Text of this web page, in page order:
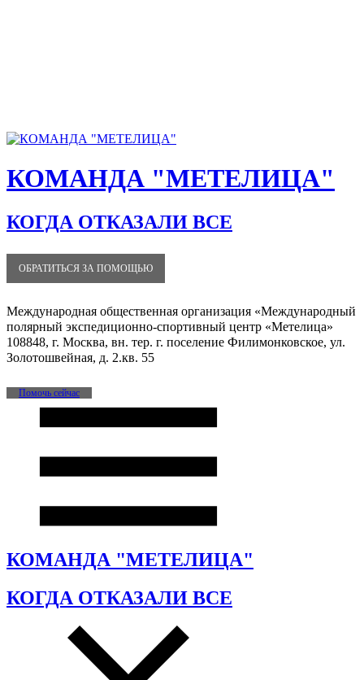
КОМАНДА "МЕТЕЛИЦА"
КОГДА ОТКАЗАЛИ ВСЕ
ОБРАТИТЬСЯ ЗА ПОМОЩЬЮ
Международная общественная организация «Международный
полярный экспедиционно-спортивный центр «Метелица»
108848, г. Москва, вн. тер. г. поселение Филимонковское, ул.
Золотошвейная, д. 2.кв. 55
Помочь сейчас
КОМАНДА "МЕТЕЛИЦА"
КОГДА ОТКАЗАЛИ ВСЕ